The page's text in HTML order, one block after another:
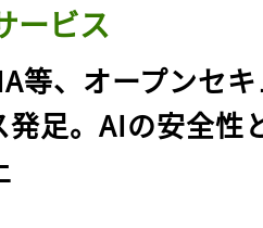
ービス
等、オープンセ
発足。AIの安全性